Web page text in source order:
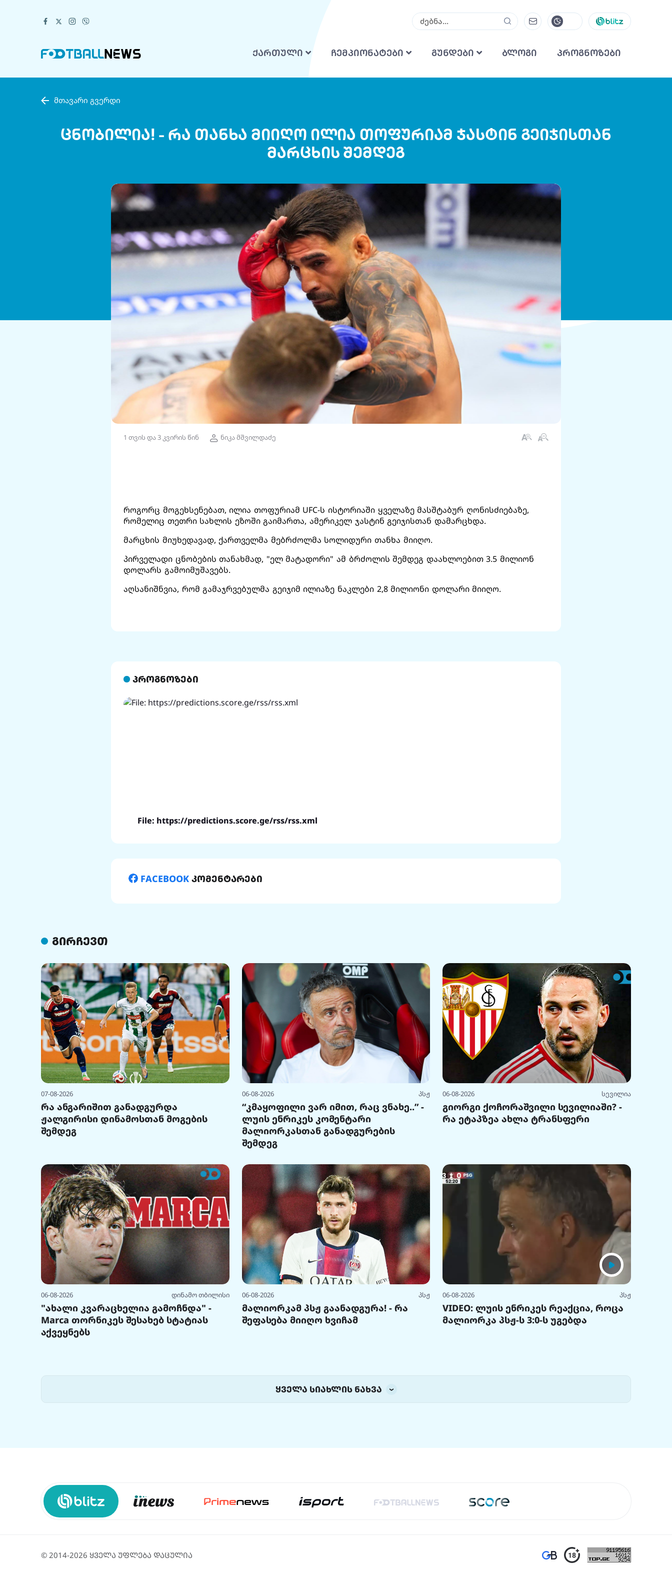
ქართული ჩემპიონატები გუნდები ბლოგი პროგნოზები
მთავარი გვერდი
ცნობილია! - რა თანხა მიიღო ილია თოფურიამ ჯასტინ გეიჯისთან
მარცხის შემდეგ
1 თვის და 3 კვირის წინ ნიკა მშვილდაძე
როგორც მოგეხსენებათ, ილია თოფურიამ UFC-ს ისტორიაში ყველაზე მასშტაბურ ღონისძიებაზე,
რომელიც თეთრი სახლის ეზოში გაიმართა, ამერიკელ ჯასტინ გეიჯისთან დამარცხდა.
მარცხის მიუხედავად, ქართველმა მებრძოლმა სოლიდური თანხა მიიღო.
პირველადი ცნობების თანახმად, "ელ მატადორი" ამ ბრძოლის შემდეგ დაახლოებით 3.5 მილიონ
დოლარს გამოიმუშავებს.
აღსანიშნვია, რომ გამაჯრვებულმა გეიჯიმ ილიაზე ნაკლები 2,8 მილიონი დოლარი მიიღო.
პროგნოზები
File: https://predictions.score.ge/rss/rss.xml
FACEBOOK კომენტარები
გირჩევთ
07-08-2026
რა ანგარიშით განადგურდა
ჟალგირისი დინამოსთან მოგების
შემდეგ
06-08-2026 პსჟ
“კმაყოფილი ვარ იმით, რაც ვნახე..” -
ლუის ენრიკეს კომენტარი
მალიორკასთან განადგურების
შემდეგ
06-08-2026 სევილია
გიორგი ქოჩორაშვილი სევილიაში? -
რა ეტაპზეა ახლა ტრანსფერი
06-08-2026 დინამო თბილისი
"ახალი კვარაცხელია გამოჩნდა" -
Marca თორნიკეს შესახებ სტატიას
აქვეყნებს
06-08-2026 პსჟ
მალიორკამ პსჟ გაანადგურა! - რა
შეფასება მიიღო ხვიჩამ
06-08-2026 პსჟ
VIDEO: ლუის ენრიკეს რეაქცია, როცა
მალიორკა პსჟ-ს 3:0-ს უგებდა
ყველა სიახლის ნახვა
© 2014-2026 ყველა უფლება დაცულია